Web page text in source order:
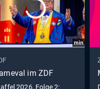
min
im ZDF
2026, Folge 2: